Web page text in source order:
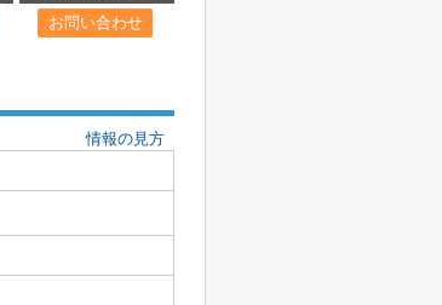
お問い合わせ
情報の見方